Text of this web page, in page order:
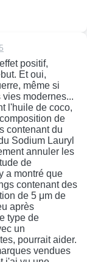
positif,
Et oui,
même si
modernes...
l'huile de coco,
de
contenant du
Sodium Lauryl
annuler les
de
a montré que
contenant des
de 5 μm de
après
type de
un
pourrait aider.
vendues